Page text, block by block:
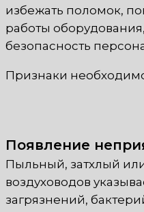
избежать поломок,
работы
безопасность
Признаки
Появление
Пыльный, затхлый
воздуховодов
загрязнений,